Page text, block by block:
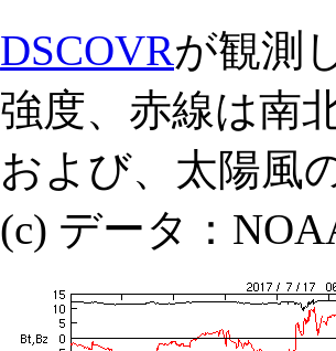
DSCOVRが観測
強度、赤線は南
および、太陽風
(c) データ：